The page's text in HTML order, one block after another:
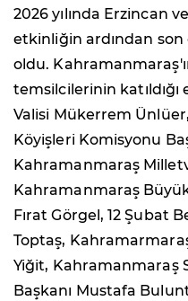
2026 yılında Erzincan
etkinliğin ardından
oldu.
temsilcilerinin
Valisi Mükerrem
Köyişleri Komisyonu
Kahramanmaraş
Kahramanmaraş
Fırat Görgel, 12 Şubat
Toptaş,
Yiğit, Kahramanmaraş
Başkanı Mustafa